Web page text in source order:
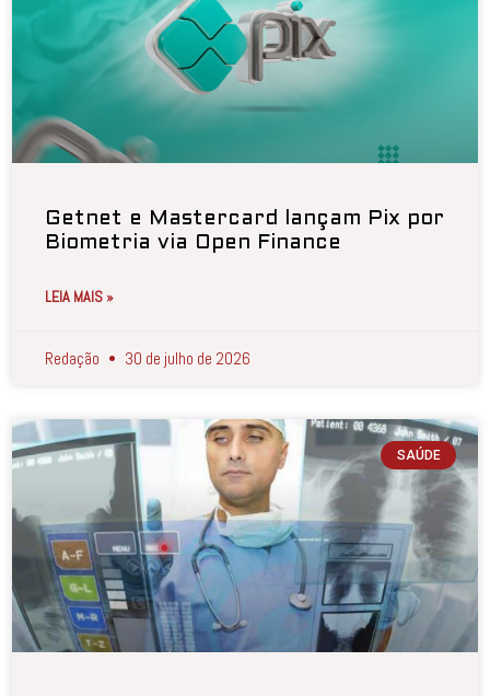
Getnet e Mastercard lançam Pix por
Biometria via Open Finance
LEIA MAIS »
Redação 30 de julho de 2026
SAÚDE